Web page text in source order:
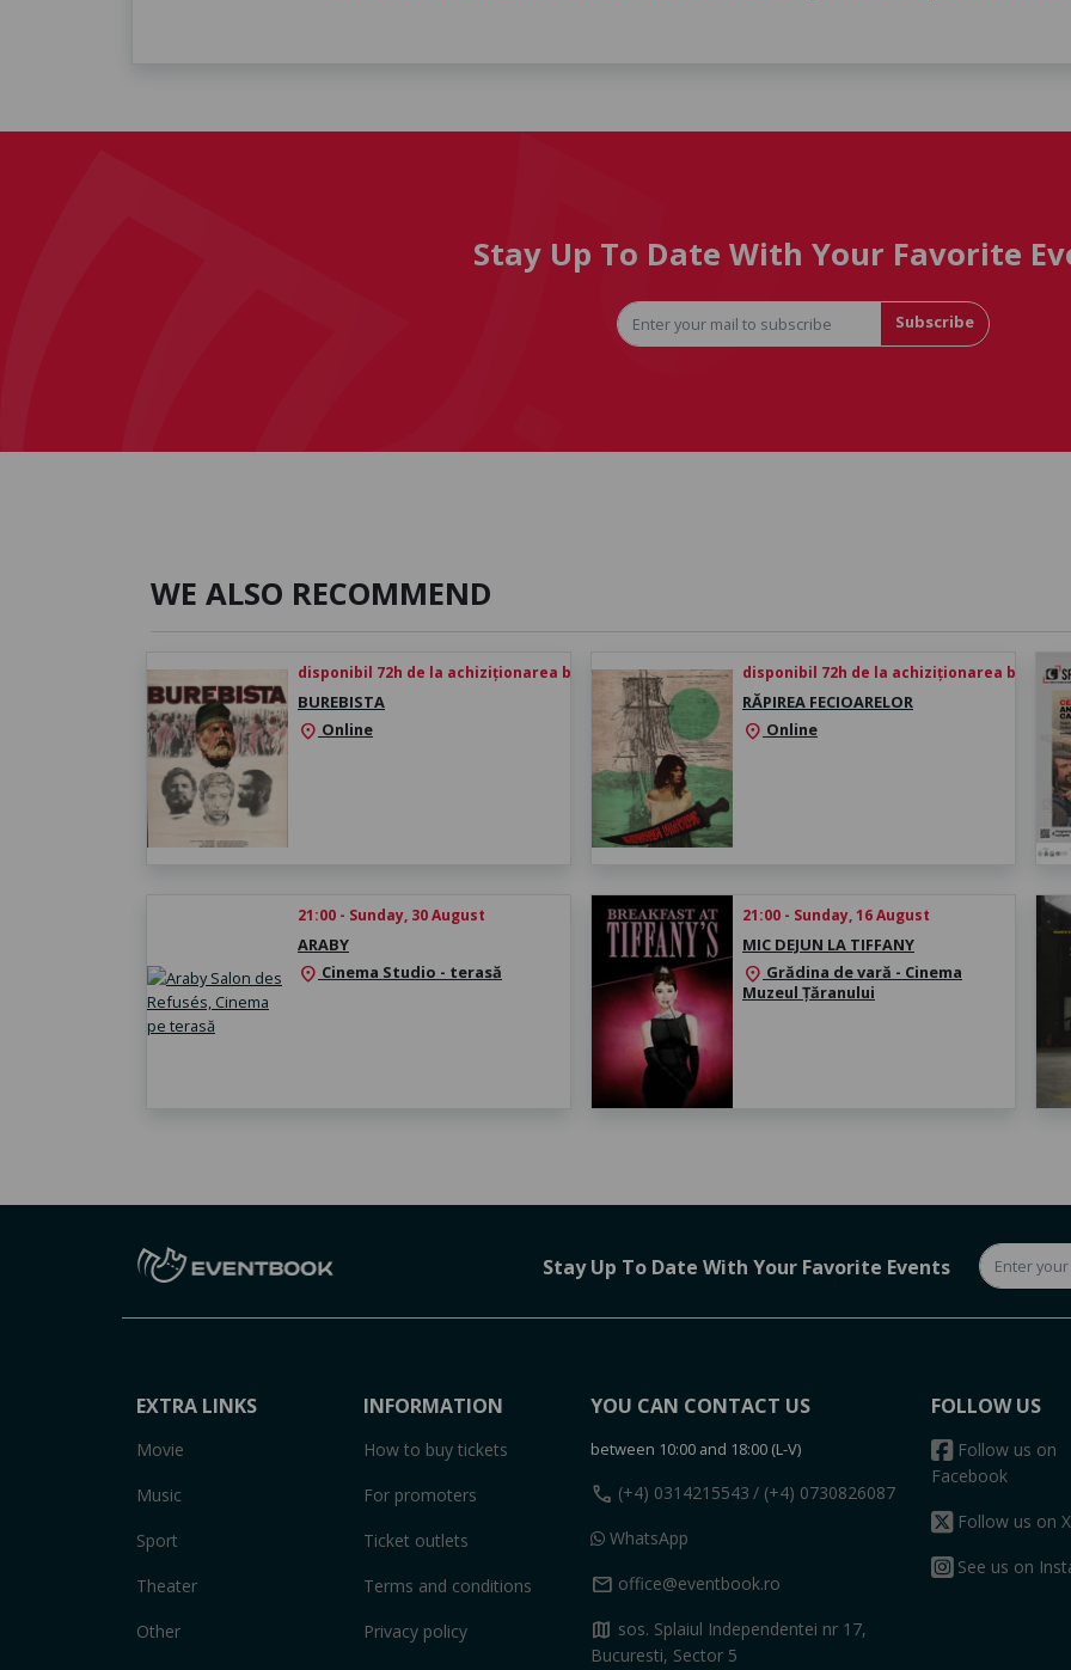
Stay Up To Date With Your Favorite
Subscribe
WE ALSO RECOMMEND
disponibil 72h de la achiziționarea biletului
BUREBISTA
location_on Online
disponibil 72h de la achiziționarea biletului
RĂPIREA FECIOARELOR
location_on Online
21:00 - Sunday, 30 August
ARABY
location_on Cinema Studio - terasă
21:00 - Sunday, 16 August
MIC DEJUN LA TIFFANY
location_on Grădina de vară - Cinema
Muzeul Țăranului
Stay Up To Date With Your Favorite Events
EXTRA LINKS
Movie
Music
Sport
Theater
Other
INFORMATION
How to buy tickets
For promoters
Ticket outlets
Terms and conditions
Privacy policy
YOU CAN CONTACT US
between 10:00 and 18:00 (L-V)
call (+4) 0314215543 / (+4) 0730826087
WhatsApp
mail office@eventbook.ro
map sos. Splaiul Independentei nr 17,
Bucuresti, Sector 5
FOLLOW US
Follow us on
Facebook
Follow us on X
See us on